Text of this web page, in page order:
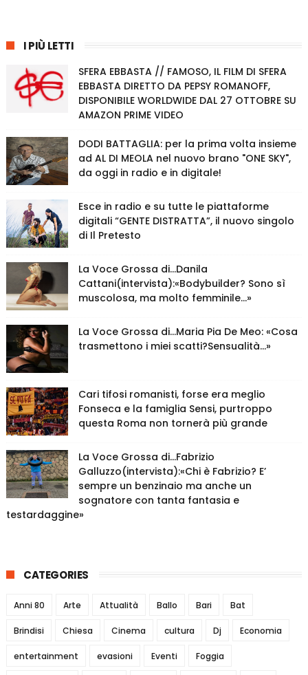
I PIÙ LETTI
SFERA EBBASTA // FAMOSO, IL FILM DI SFERA
EBBASTA DIRETTO DA PEPSY ROMANOFF,
DISPONIBILE WORLDWIDE DAL 27 OTTOBRE SU
AMAZON PRIME VIDEO
DODI BATTAGLIA: per la prima volta insieme
ad AL DI MEOLA nel nuovo brano "ONE SKY",
da oggi in radio e in digitale!
Esce in radio e su tutte le piattaforme
digitali “GENTE DISTRATTA”, il nuovo singolo
di Il Pretesto
La Voce Grossa di…Danila
Cattani(intervista):«Bodybuilder? Sono sì
muscolosa, ma molto femminile…»
La Voce Grossa di…Maria Pia De Meo: «Cosa
trasmettono i miei scatti?Sensualità…»
Cari tifosi romanisti, forse era meglio
Fonseca e la famiglia Sensi, purtroppo
questa Roma non tornerà più grande
La Voce Grossa di…Fabrizio
Galluzzo(intervista):«Chi è Fabrizio? E’
sempre un benzinaio ma anche un
sognatore con tanta fantasia e
testardaggine»
CATEGORIES
Anni 80 Arte Attualità Ballo Bari Bat
Brindisi Chiesa Cinema cultura Dj Economia
entertainment evasioni Eventi Foggia